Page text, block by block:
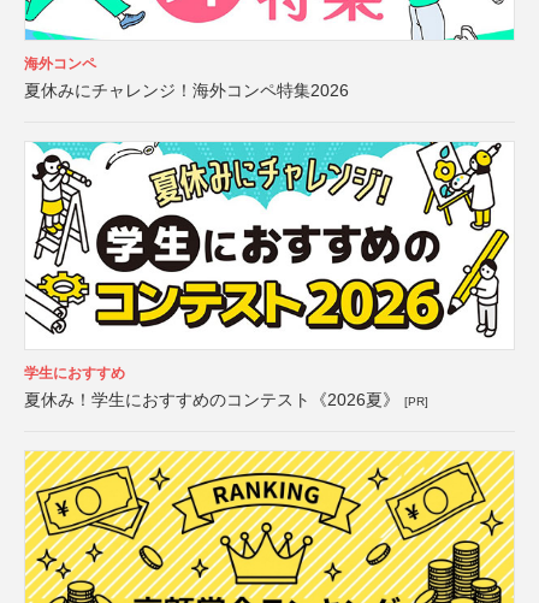
海外コンペ
夏休みにチャレンジ！海外コンペ特集2026
学生におすすめ
夏休み！学生におすすめのコンテスト《2026夏》 [PR]